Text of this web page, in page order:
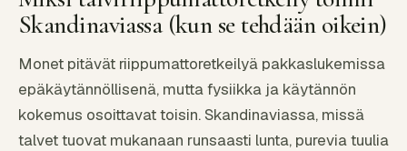
Skandinaviassa (kun se tehdään oikein)
Monet pitävät riippumattoretkeilyä pakkaslukemissa
epäkäytännöllisenä, mutta fysiikka ja käytännön
kokemus osoittavat toisin. Skandinaviassa, missä
talvet tuovat mukanaan runsaasti lunta, purevia tuulia